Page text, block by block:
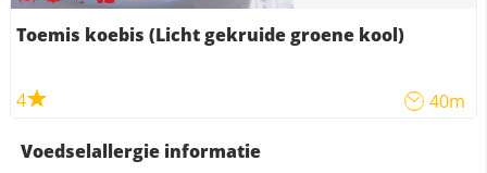
Toemis koebis (Licht gekruide groene kool)
4 40m
Voedselallergie informatie